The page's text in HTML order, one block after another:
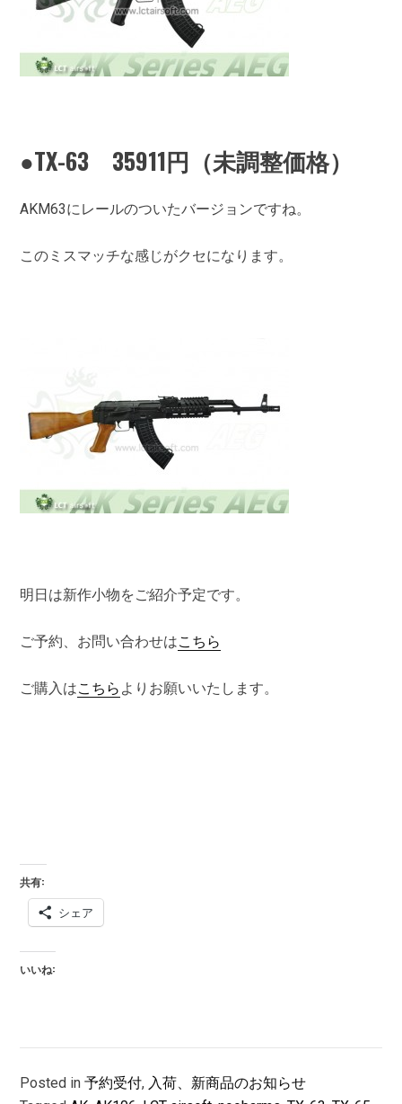
●TX-63 35911円（未調整価格）
AKM63にレールのついたバージョンですね。
このミスマッチな感じがクセになります。
明日は新作小物をご紹介予定です。
ご予約、お問い合わせはこちら
ご購入はこちら よりお願いいたします。
共有:
シェア
いいね:
Posted in予約受付, 入荷、新商品のお知らせ